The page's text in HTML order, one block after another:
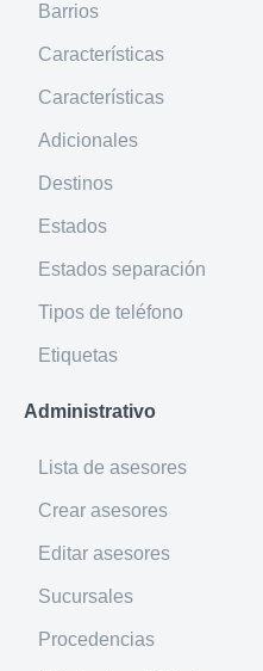
Barrios
Características
Características
Adicionales
Destinos
Estados
Estados separación
Tipos de teléfono
Etiquetas
Administrativo
Lista de asesores
Crear asesores
Editar asesores
Sucursales
Procedencias
}
Parámetros
Por Header
Índices de